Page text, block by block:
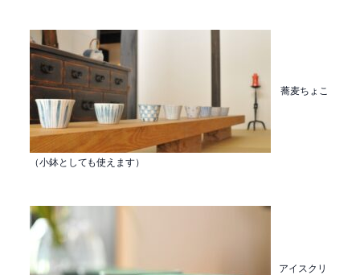
蕎麦ちょこ
（小鉢としても使えます）
アイスクリ